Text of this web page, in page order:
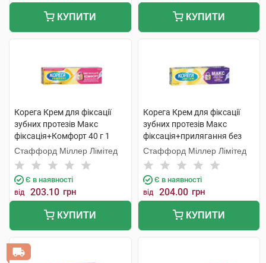
КУПИТИ КУПИТИ
Корега Крем для фіксації
зубних протезів Макс
фіксація+Комфорт 40 г 1
туба
Стаффорд Міллер Лімітед
Є в наявності
від 203.10 грн
КУПИТИ
Корега Крем для фіксації
зубних протезів Макс
фіксація+прилягання без
смаку 40 мл 1 туба
Стаффорд Міллер Лімітед
Є в наявності
від 204.00 грн
КУПИТИ